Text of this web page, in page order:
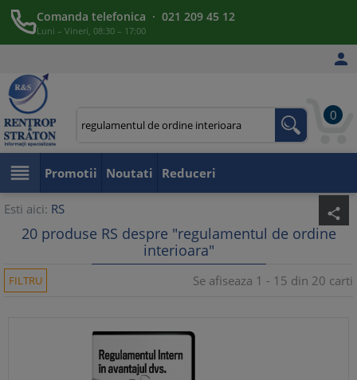
Comanda telefonica · 021 209 45 12
Luni – Vineri, 08:30 – 17:00

0
 Promotii Noutati Reduceri
Esti aici: RS share
20 produse RS despre "regulamentul de ordine
interioara"
FILTRU Se afiseaza 1 - 15 din 20 carti